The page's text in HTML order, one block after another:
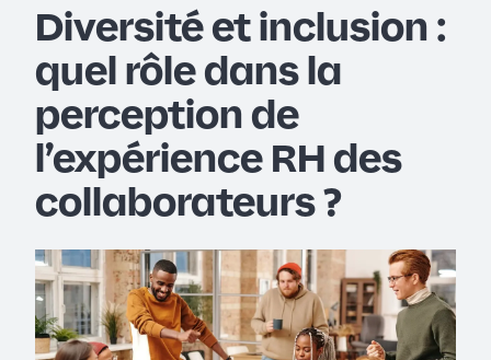
Diversité et inclusion :
quel rôle dans la
perception de
l’expérience RH des
collaborateurs ?